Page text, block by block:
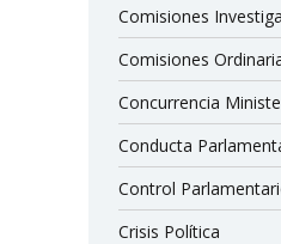
Comisiones
Comisiones
Concurrencia
Conducta
Control
Crisis Política